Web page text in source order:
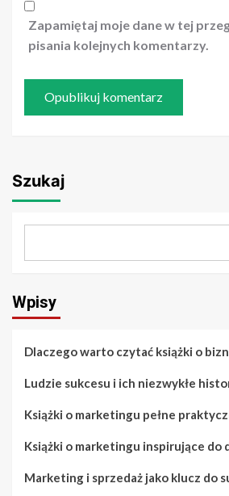
Zapamiętaj moje dane w tej
pisania kolejnych komentarzy.
Szukaj
Wpisy
Dlaczego warto czytać książki o
Ludzie sukcesu i ich niezwykłe
Książki o marketingu pełne
Książki o marketingu inspirujące do
Marketing i sprzedaż jako klucz do